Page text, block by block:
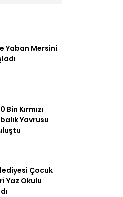
Facebook
Yaban Mersini
Bin Kırmızı
Yavrusu
Çocuk
Yaz Okulu